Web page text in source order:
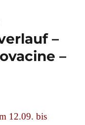
–
–
12.09. bis